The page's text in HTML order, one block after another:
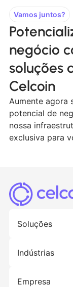
Vamos juntos?
negócio
soluções
Celcoin
Aumente agora
potencial de
nossa
exclusiva para
Soluções
Indústrias
Empresa